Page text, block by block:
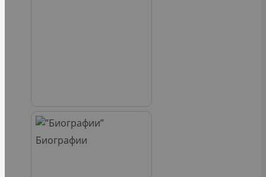
Биографии